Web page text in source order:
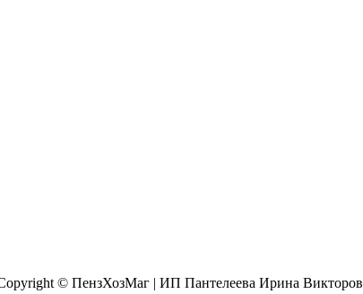
© ПензХозМаг | ИП Пантелеева Ирина